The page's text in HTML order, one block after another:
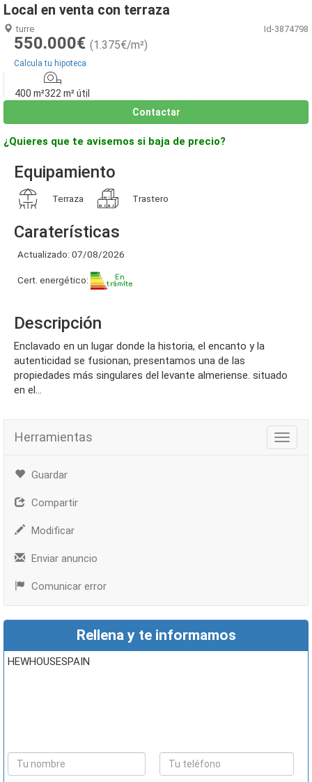
Local en venta con terraza
turre Id-3874798
550.000€ (1.375€/m²)
Calcula tu hipoteca
400 m²322 m² útil
Contactar
¿Quieres que te avisemos si baja de precio?
Equipamiento
Terraza Trastero
Caraterísticas
Actualizado: 07/08/2026
Cert. energético:
Descripción
enclavado en un lugar donde la historia, el encanto y la
autenticidad se fusionan, presentamos una de las
propiedades más singulares del levante almeriense. situado
en el...
Herramientas
Guardar
Compartir
Modificar
Enviar anuncio
Comunicar error
Rellena y te informamos
HEWHOUSESPAIN